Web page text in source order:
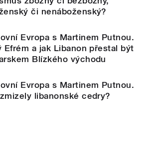
či nenáboženský?
Evropa s Martinem Putnou.
Efrém a jak Libanon přestal být
Blízkého východu
Evropa s Martinem Putnou.
libanonské cedry?